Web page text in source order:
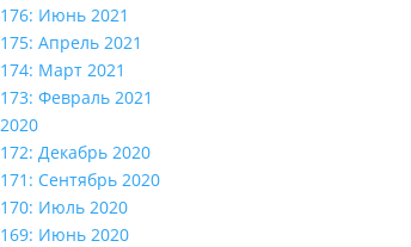
176: Июнь 2021
175: Апрель 2021
174: Март 2021
173: Февраль 2021
2020
172: Декабрь 2020
171: Сентябрь 2020
170: Июль 2020
169: Июнь 2020